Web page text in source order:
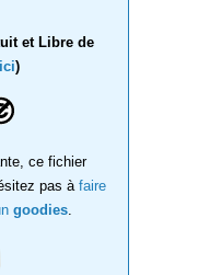
et Libre de
)
ce fichier
pas à faire
goodies